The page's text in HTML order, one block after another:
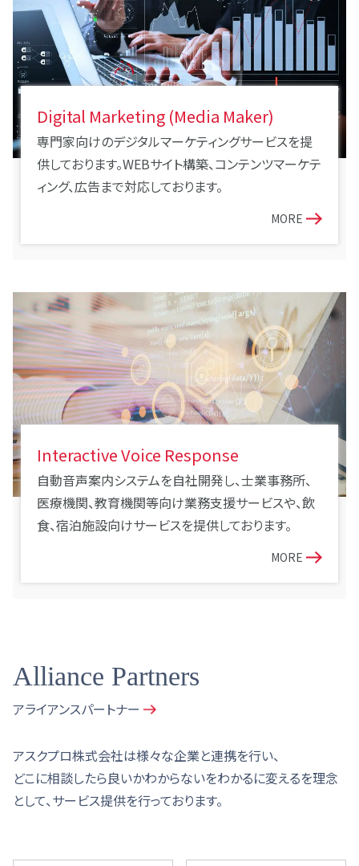
Digital Marketing (Media Maker)
専門家向けのデジタルマーケティングサービスを提
供しております。WEBサイト構築、コンテンツマーケテ
ィング、広告まで対応しております。
MORE
Interactive Voice Response
自動音声案内システムを自社開発し、士業事務所、
医療機関、教育機関等向け業務支援サービスや、飲
食、宿泊施設向けサービスを提供しております。
MORE
Alliance Partners
アライアンスパートナー
アスクプロ株式会社は様々な企業と連携を行い、
どこに相談したら良いかわからないをわかるに変えるを理念
として、サービス提供を行っております。